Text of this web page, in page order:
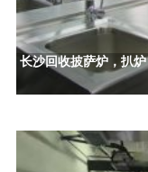
长沙回收披萨炉，扒